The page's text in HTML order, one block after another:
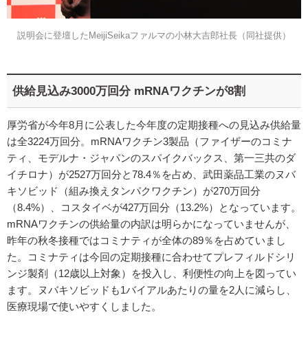
説明会に登壇したMeijiSeikaファルマの小林大吉郎社長（同社提供）
供給見込み3000万回分 mRNAワクチンが8割
厚労省が今年8月に公表した今年度の定期接種への見込み供給量
は全3224万回分。mRNAワクチン3製品（ファイザーのコミナ
ティ、モデルナ・ジャパンのスパイクバックス、第一三共のダ
イチロナ）が2527万回分と78.4％を占め、武田薬品工業のヌバ
キソビッド（組み換えタンパクワクチン）が270万回分
（8.4%）、コスタイベが427万回分（13.2%）となっています。
mRNAワクチンの供給量の内訳は明らかになっていませんが、
昨年の秋冬接種ではコミナティが全体の89％を占めていまし
た。コミナティは今回の定期接種に合わせてプレフィルドシリ
ンジ製剤（12歳以上対象）を投入し、利便性の向上を図ってい
ます。ヌバキソビッドも1バイアルあたりの量を2人に減らし、
医療現場で使いやすくしました。